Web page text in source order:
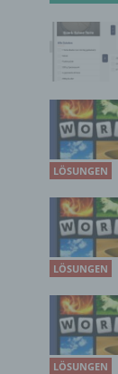
LÖSUNGEN
LÖSUNGEN
LÖSUNGEN